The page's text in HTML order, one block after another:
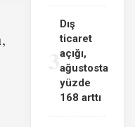
3
Dış
ticaret
açığı,
ağustosta
yüzde
168 arttı